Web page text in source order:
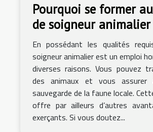
Pourquoi se former
de soigneur animalier
En possédant les qualités
soigneur animalier est un emploi
diverses raisons. Vous pouvez
des animaux et vous
sauvegarde de la faune locale.
offre par ailleurs d’autres
exerçants. Si vous doutez...